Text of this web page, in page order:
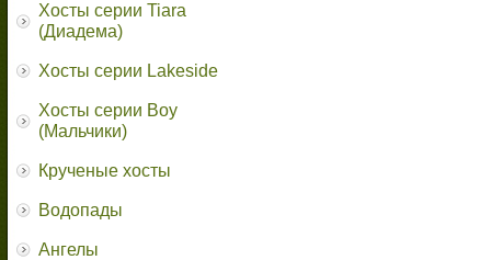
Хосты серии Tiara
(Диадема)
Хосты серии Lakeside
Хосты серии Boy
(Мальчики)
Крученые хосты
Водопады
Ангелы